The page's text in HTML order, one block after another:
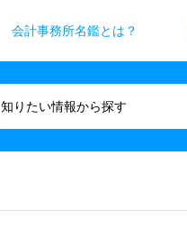
会計事務所名鑑とは？
知りたい情報から探す